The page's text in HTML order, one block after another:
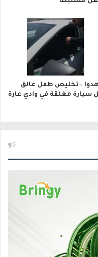
– تخليص طفل عالق
سيارة مغلقة في وادي عارة